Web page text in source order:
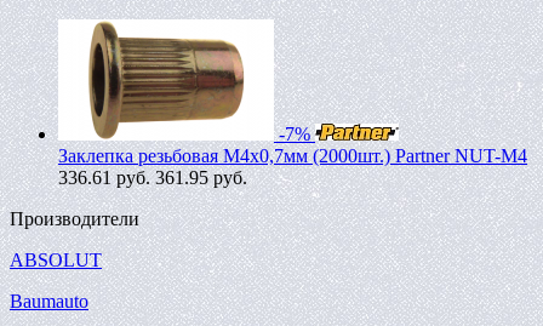
-7%
Заклепка резьбовая M4х0,7мм (2000шт.) Partner NUT-M4
336.61руб. 361.95 руб.
Производители
ABSOLUT
Baumauto